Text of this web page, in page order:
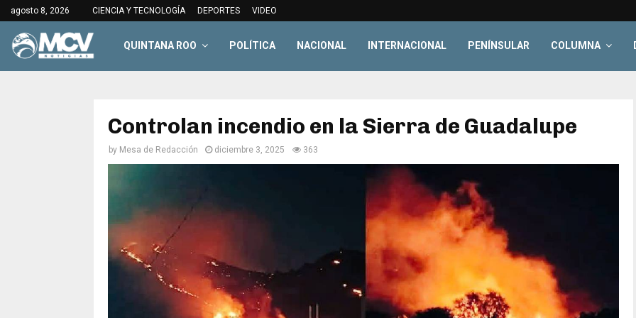
agosto 8, 2026 CIENCIA Y TECNOLOGÍA DEPORTES VIDEO
QUINTANA ROO POLÍTICA NACIONAL INTERNACIONAL PENÍNSULAR COLUMNA
Controlan incendio en la Sierra de Guadalupe
by Mesa de Redacción diciembre 3, 2025 363